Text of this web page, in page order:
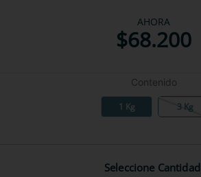
AHORA
$68.200
Contenido
1 Kg 3 Kg
Seleccione Cantidad